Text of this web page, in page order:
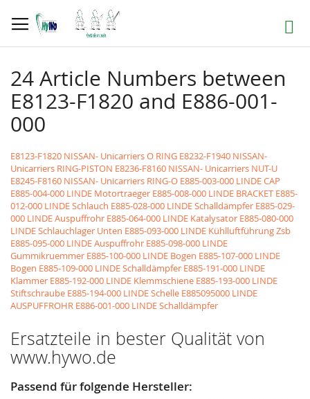
zum
Inhalt
Suche
24 Article Numbers between
E8123-F1820 and E886-001-
000
E8123-F1820 NISSAN- Unicarriers O RING E8232-F1940 NISSAN-
Unicarriers RING-PISTON E8236-F8160 NISSAN- Unicarriers NUT-U
E8245-F8160 NISSAN- Unicarriers RING-O E885-003-000 LINDE CAP
E885-004-000 LINDE Motortraeger E885-008-000 LINDE BRACKET E885-
012-000 LINDE Schlauch E885-028-000 LINDE Schalldämpfer E885-029-
000 LINDE Auspuffrohr E885-064-000 LINDE Katalysator E885-080-000
LINDE Schlauchlager Unten E885-093-000 LINDE Kühlluftführung Zsb
E885-095-000 LINDE Auspuffrohr E885-098-000 LINDE
Gummikruemmer E885-100-000 LINDE Bogen E885-107-000 LINDE
Bogen E885-109-000 LINDE Schalldämpfer E885-191-000 LINDE
Klammer E885-192-000 LINDE Klemmschiene E885-193-000 LINDE
Stiftschraube E885-194-000 LINDE Schelle E885095000 LINDE
AUSPUFFROHR E886-001-000 LINDE Schalldämpfer
Ersatzteile in bester Qualität von
www.hywo.de
Passend für folgende Hersteller: